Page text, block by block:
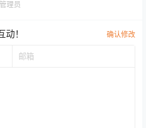
管理员
！ 确认修改